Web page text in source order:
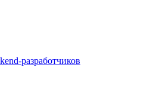
разработчиков